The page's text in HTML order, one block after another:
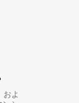
よ